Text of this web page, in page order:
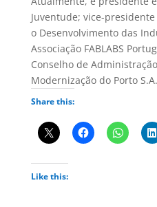
Juventude; vice-
o Desenvolvimento das
Associação FABLABS
Conselho de
Modernização do Porto S.A.
Share this:
Like this: